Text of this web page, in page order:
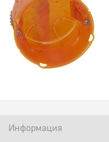
Информация